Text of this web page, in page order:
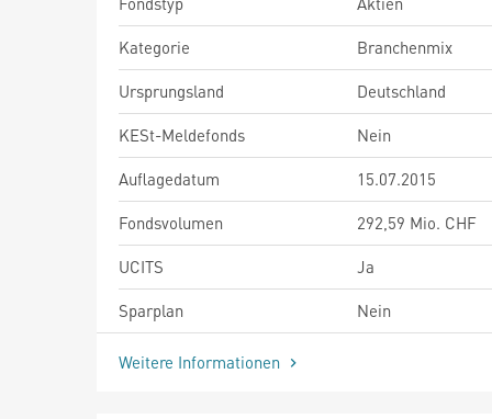
Kategorie
Branchenmix
Ursprungsland
Deutschland
KESt-Meldefonds
Nein
Auflagedatum
15.07.2015
Fondsvolumen
292,59 Mio. CHF
UCITS
Ja
Sparplan
Nein
Weitere Informationen